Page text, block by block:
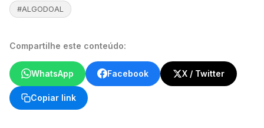
#ALGODOAL
Compartilhe este conteúdo:
WhatsApp Facebook X / Twitter
Copiar link